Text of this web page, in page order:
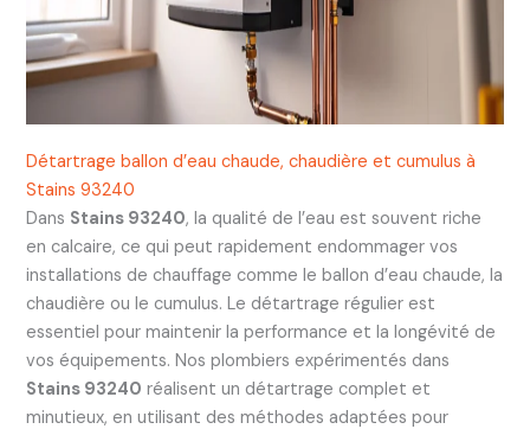
Détartrage ballon d’eau chaude, chaudière et cumulus à
Stains 93240
Dans Stains 93240, la qualité de l’eau est souvent riche
en calcaire, ce qui peut rapidement endommager vos
installations de chauffage comme le ballon d’eau chaude, la
chaudière ou le cumulus. Le détartrage régulier est
essentiel pour maintenir la performance et la longévité de
vos équipements. Nos plombiers expérimentés dans
Stains 93240 réalisent un détartrage complet et
minutieux, en utilisant des méthodes adaptées pour